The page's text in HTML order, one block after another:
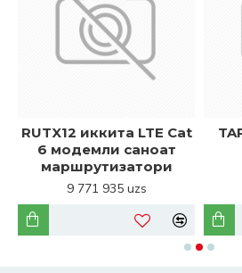
RUTX12 иккита LTE Cat
6 модемли саноат
маршрутизатори
9 771 935 uzs